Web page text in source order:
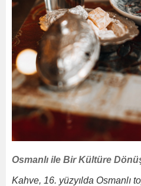
Osmanlı ile Bir Kültüre
Kahve, 16. yüzyılda Osmanlı